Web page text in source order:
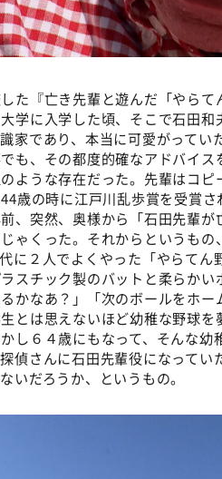
た『亡き先輩と遊んだ「やら
学に入学した頃、そこで石田和
家であり、本当に可愛がって
も、その都度的確なアドバイ
ような存在だった。先輩はコ
歳の時に江戸川乱歩賞を受賞
、突然、奥様から「石田先輩
ゃくった。それからというも
に２人でよくやった「やらて
スチック製のバットと柔らかい
るかなあ？」「次のボールをホ
とは思えないほど幼稚な野球
し６４歳にもなって、そんな
偵さんに石田先輩役になってい
いだろうか、というもの。